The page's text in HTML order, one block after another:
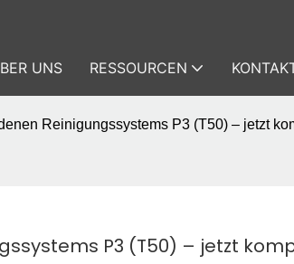
UNS RESSOURCEN
Reinigungssystems P3 (T50) – jetzt
P3 (T50) – jetzt